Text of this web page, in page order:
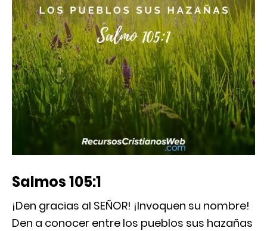
Salmos 105:1
¡Den gracias al SEÑOR! ¡Invoquen su nombre!
Den a conocer entre los pueblos sus hazañas